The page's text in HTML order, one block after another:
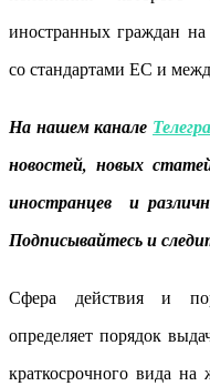
иностранных граждан на
со стандартами ЕС и
На нашем канале
новостей, новых
иностранцев и
Подписывайтесь и
Сфера действия и
определяет порядок
краткосрочного вида на